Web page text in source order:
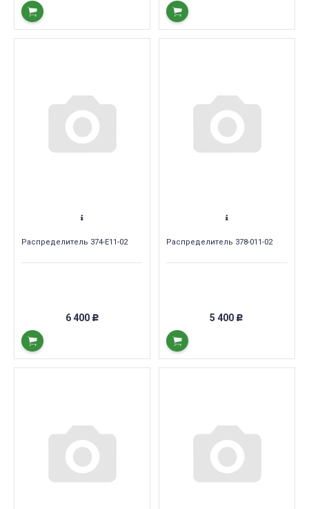
Распределитель 374-E11-02
6 400 Р
Распределитель 378-011-02
5 400 Р